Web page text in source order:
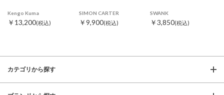
Kengo Kuma
￥13,200(税込)
SIMON CARTER
￥9,900(税込)
SWANK
￥3,850(税込)
カテゴリから探す